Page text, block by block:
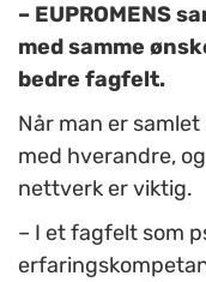
– EUPROMENS
med samme
bedre fagfelt.
Når man er
med hverandre,
nettverk er viktig.
– I et fagfelt som